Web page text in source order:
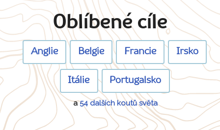
Oblíbené cíle
Anglie Belgie Francie Irsko
Itálie Portugalsko
a54 dalších koutů světa